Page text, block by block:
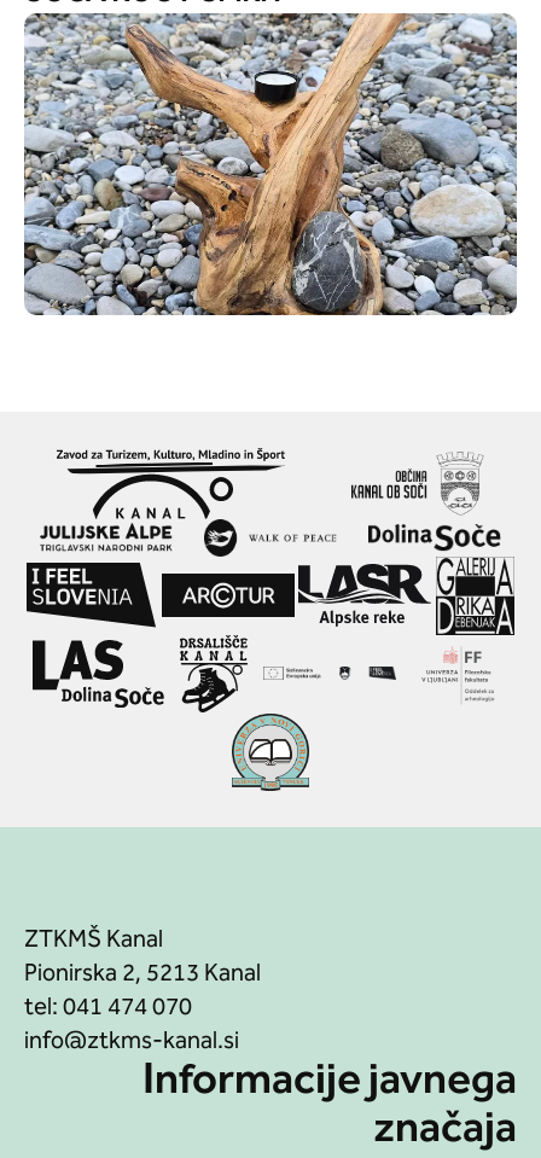
ZTKMŠ Kanal
Pionirska 2, 5213 Kanal
tel:041 474 070
Informacije javnega
značaja